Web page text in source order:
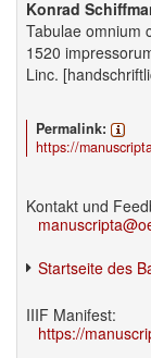
Konrad
Tabulae omnium
1520
Linc.
Permalink:
https://
Kontakt und
Startseite des
IIIF Manifest:
https://